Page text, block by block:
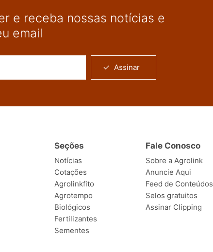
e receba nossas notícias e
email
Assinar
Seções
Notícias
Cotações
Agrolinkfito
Agrotempo
Biológicos
Fertilizantes
Sementes
Fale Conosco
Sobre a Agrolink
Anuncie Aqui
Feed de Conteúdos
Selos gratuitos
Assinar Clipping